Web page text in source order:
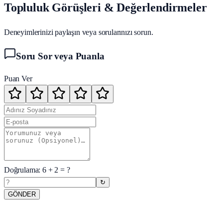
Topluluk Görüşleri & Değerlendirmeler
Deneyimlerinizi paylaşın veya sorularınızı sorun.
Soru Sor veya Puanla
Puan Ver
Doğrulama:6+ 2 = ?
↻
GÖNDER